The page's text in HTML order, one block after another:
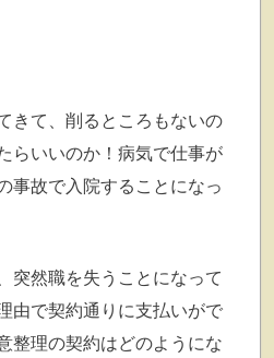
きて、削るところもないの
らいいのか！病気で仕事が
事故で入院することになっ
突然職を失うことになって
由で契約通りに支払いがで
整理の契約はどのようにな